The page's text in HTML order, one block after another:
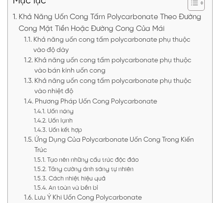
Khả Năng Uốn Cong Tấm Polycarbonate Theo Đường
Cong Mặt Tiền Hoặc Đường Cong Của Mái
Khả năng uốn cong tấm polycarbonate phụ thuộc
vào độ dày
Khả năng uốn cong tấm polycarbonate phụ thuộc
vào bán kính uốn cong
Khả năng uốn cong tấm polycarbonate phụ thuộc
vào nhiệt độ
Phương Pháp Uốn Cong Polycarbonate
Uốn nóng
Uốn lạnh
Uốn kết hợp
Ứng Dụng Của Polycarbonate Uốn Cong Trong Kiến
Trúc
Tạo nên những cấu trúc độc đáo
Tăng cường ánh sáng tự nhiên
Cách nhiệt hiệu quả
An toàn và bền bỉ
Lưu Ý Khi Uốn Cong Polycarbonate